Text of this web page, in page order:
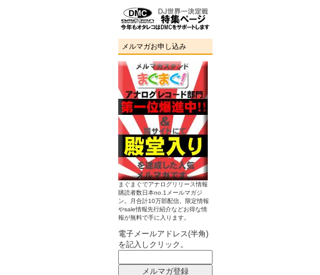
メルマガお申し込み
まぐまぐでアナログリリース情報
購読者数日本no.1メールマガジ
ン。月合計10万部配信。限定情報
やsale情報先行紹介などお得な情
報が無料で手に入ります。
電子メールアドレス(半角)
を記入しクリック。